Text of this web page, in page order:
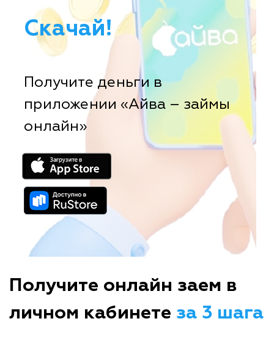
Скачай!
Получите деньги в
приложении «Айва – займы
онлайн»
Получите онлайн заем в
личном кабинете за 3 шага